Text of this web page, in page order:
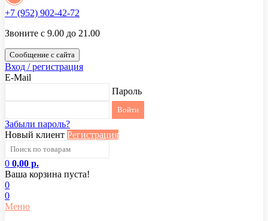
+7 (952) 902-42-72
Звоните с 9.00 до 21.00
Сообщение с сайта
Вход / регистрация
E-Mail
Пароль
Забыли пароль?
Новый клиент Регистрация
0 0,00 р.
Ваша корзина пуста!
0
0
Меню